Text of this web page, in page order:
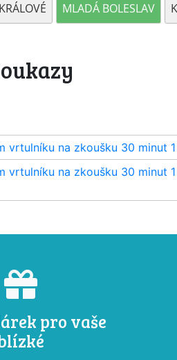
MLADÁ BOLESLAV
vrtulníku na zkoušku 30 minut
vrtulníku na zkoušku 30 minut
pro vaše